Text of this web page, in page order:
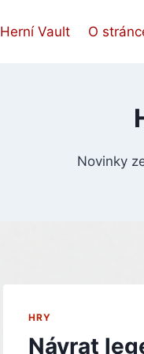
Herní Vault O
Novinky
HRY
Návrat